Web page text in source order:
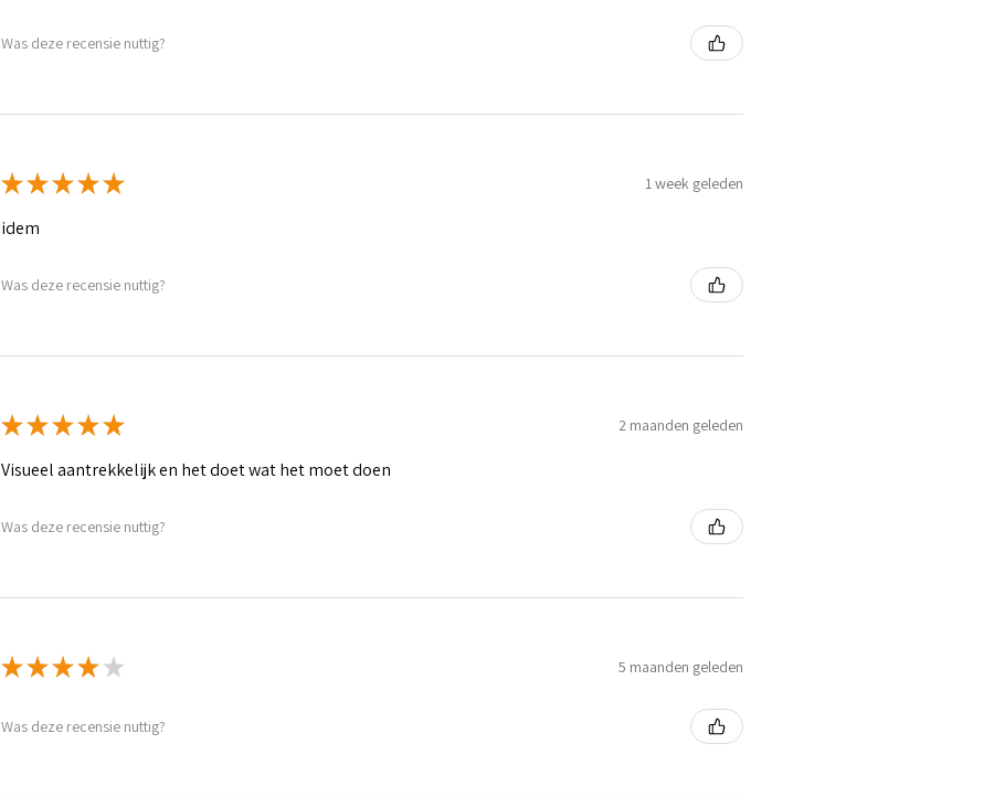
Was deze recensie nuttig?
★★★★★ 1 week geleden
idem
Was deze recensie nuttig?
★★★★★ 2 maanden geleden
Visueel aantrekkelijk en het doet wat het moet doen
Was deze recensie nuttig?
★★★★ ★ 5 maanden geleden
Was deze recensie nuttig?